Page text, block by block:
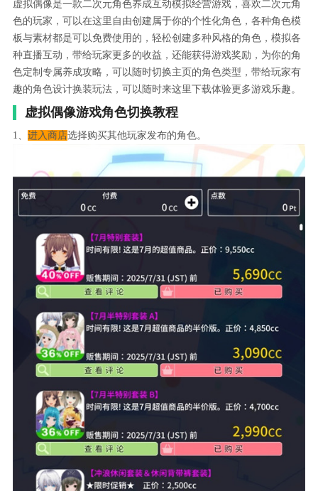
虚拟偶像是一款二次元角色养成互动模拟经营游戏，喜欢二次元角
色的玩家，可以在这里自由创建属于你的个性化角色，各种角色模
板与素材都是可以免费使用的，轻松创建多种风格的角色，模拟各
种直播互动，带给玩家更多的收益，还能获得游戏奖励，为你的角
色定制专属养成攻略，可以随时切换主页的角色类型，带给玩家有
趣的角色设计换装玩法，可以随时来这里下载体验更多游戏乐趣。
虚拟偶像游戏角色切换教程
1、 进入商店选择购买其他玩家发布的角色。